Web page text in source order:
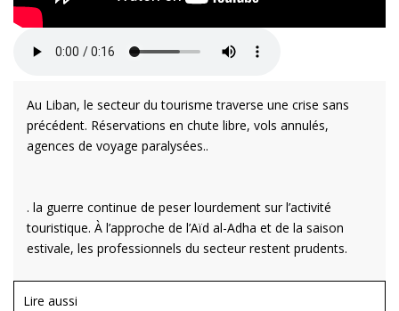
Au Liban, le secteur du tourisme traverse une crise sans
précédent. Réservations en chute libre, vols annulés,
agences de voyage paralysées..
. la guerre continue de peser lourdement sur l’activité
touristique. À l’approche de l’Aïd al-Adha et de la saison
estivale, les professionnels du secteur restent prudents.
Lire aussi